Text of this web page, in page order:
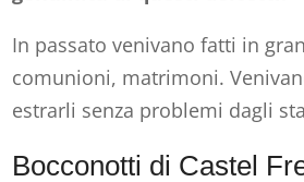
In passato venivano fatti in
comunioni, matrimoni.
estrarli senza problemi dagli
Bocconotti di Castel